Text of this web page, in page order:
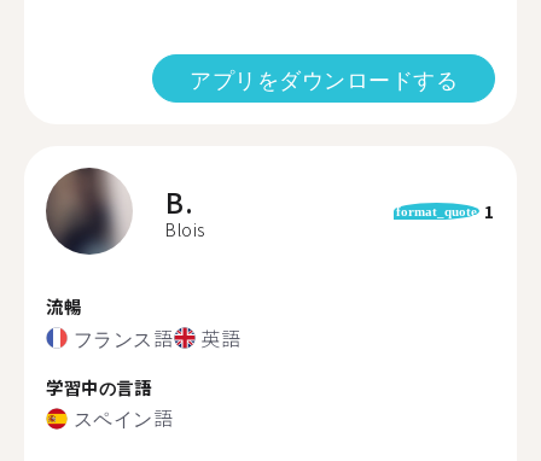
アプリをダウンロードする
B.
Blois
format_quote 1
流暢
フランス語 英語
学習中の言語
スペイン語